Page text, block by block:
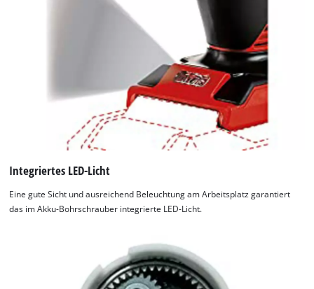
Integriertes LED-Licht
Eine gute Sicht und ausreichend Beleuchtung am Arbeitsplatz garantiert
das im Akku-Bohrschrauber integrierte LED-Licht.